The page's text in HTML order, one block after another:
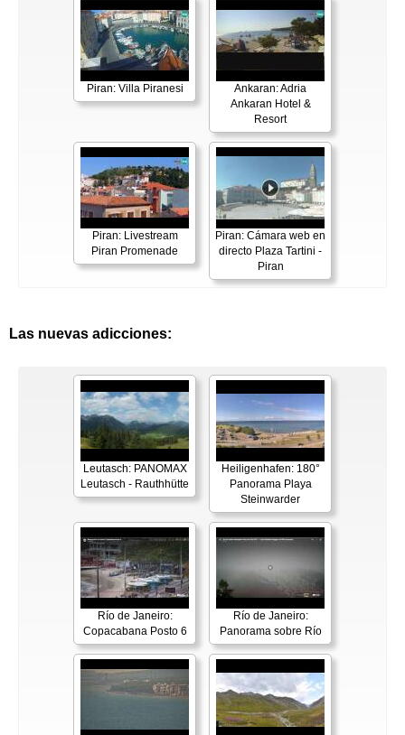
Piran: Villa Piranesi
Ankaran: Adria
Ankaran Hotel &
Resort
Piran: Livestream
Piran Promenade
Piran: Cámara web en
directo Plaza Tartini -
Piran
Las nuevas adicciones:
Leutasch: PANOMAX
Leutasch - Rauthhütte
Heiligenhafen: 180°
Panorama Playa
Steinwarder
Río de Janeiro:
Copacabana Posto 6
Río de Janeiro:
Panorama sobre Río